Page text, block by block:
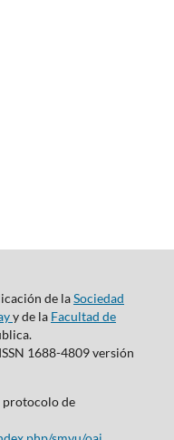
de laSociedad
y de la Facultad de
1688-4809 versión
protocolo de